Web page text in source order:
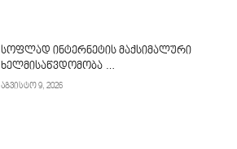
სოფლად ინტერნეტის მაქსიმალური
ხელმისაწვდომობა …
აგვისტო 9, 2026